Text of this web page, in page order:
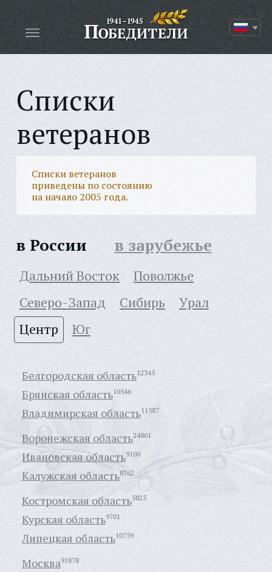
Списки
ветеранов
Списки ветеранов
приведены по состоянию
на начало 2005 года.
в России в зарубежье
Дальний Восток
Поволжье
Северо-Запад
Сибирь
Урал
Центр
Юг
Белгородская область12345
Брянская область10546
Владимирская область11587
Воронежская область24801
Ивановская область9100
Калужская область8762
Костромская область5825
Курская область9701
Липецкая область10759
Москва91878